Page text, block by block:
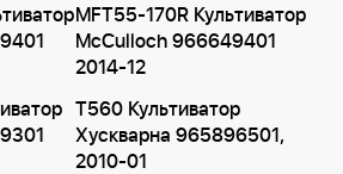
MFT55-170R Культиватор
McCulloch 966649401
2014-12
T560 Культиватор
Хускварна 965896501,
2010-01